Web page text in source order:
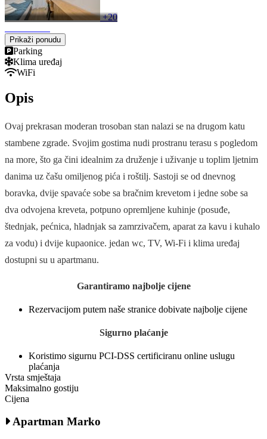
+20
Prikaži ponudu
Parking
Klima uređaj
WiFi
Opis
Ovaj prekrasan moderan trosoban stan nalazi se na drugom katu
stambene zgrade. Svojim gostima nudi prostranu terasu s pogledom
na more, što ga čini idealnim za druženje i uživanje u toplim ljetnim
danima uz čašu omiljenog pića i roštilj. Sastoji se od dnevnog
boravka, dvije spavaće sobe sa bračnim krevetom i jedne sobe sa
dva odvojena kreveta, potpuno opremljene kuhinje (posuđe,
štednjak, pećnica, hladnjak sa zamrzivačem, aparat za kavu i kuhalo
za vodu) i dvije kupaonice. jedan wc, TV, Wi-Fi i klima uređaj
dostupni su u apartmanu.
Garantiramo najbolje cijene
Rezervacijom putem naše stranice dobivate najbolje cijene
Sigurno plaćanje
Koristimo sigurnu PCI-DSS certificiranu online uslugu
plaćanja
Vrsta smještaja
Maksimalno gostiju
Cijena
Apartman Marko